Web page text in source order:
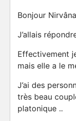
Bonjour
J’allais
Effectivement
mais elle a le
J’ai des
très beau
platonique ..